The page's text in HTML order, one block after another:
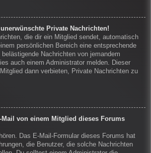
Private Nachrichten!
die dir ein Mitglied sendet, automatisch
persönlichen Bereich eine entsprechende
Nachrichten von jemandem
auch einem Administrator melden. Dieser
dann verbieten, Private Nachrichten zu
Mail von einem Mitglied dieses Forums
Das E-Mail-Formular dieses Forums hat
die Benutzer, die solche Nachrichten